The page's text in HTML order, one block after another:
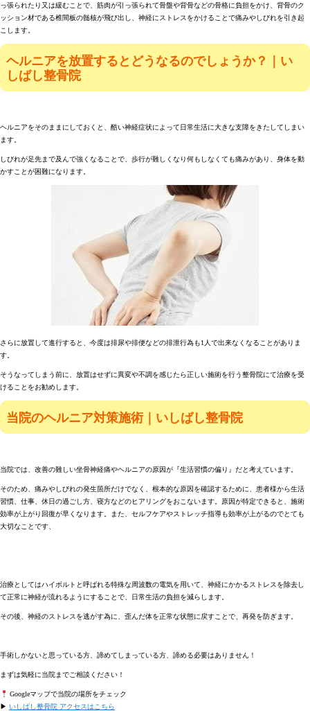
っ張られたり又は緩むことで、筋肉が引っ張られて骨盤や背骨などの骨格に負担をかけ、背骨のク
ッション材である椎間板の髄核が飛び出し、神経にストレスをかけることで痛みやしびれを引き起
こします。
ヘルニアを放置するとどうなるのでしょうか？｜い
しばし整骨院
ヘルニアをそのままにしておくと、酷い神経症状によって日常生活に大きな支障をきたしてしまい
ます。
しびれが足先まで及んで強くなることで、歩行が難しくなり何もしなくても痛みがあり、身体を動
かすことが困難になります。
さらに放置して進行すると、今度は排尿や排便などの排泄行為も1人で出来なくなることがありま
す。
そうなってしまう前に、放置はせずに異変や不調を感じたら正しい施術を行う整骨院にて治療を受
けることをお勧めします。
当院のヘルニア対策施術｜いしばし整骨院
当院では、改善の難しい坐骨神経痛やヘルニアの原因が『生活習慣の偏り』だと考えています。
そのため、痛みやしびれの発生箇所だけでなく、根本的な原因を確認するために、患者様から生活
習慣、仕事、休日の過ごし方、寝方などのヒアリングをおこないます。原因が特定できると、施術
効率が上がり回復が早くなります。また、セルフケアやストレッチ指導も効率が上がるのでとても
大切なことです、
治療としてはハイボルトと呼ばれる特殊な周波数の電気を用いて、神経にかかるストレスを除去し
て正常に神経が流れるようにすることで、日常生活の負担を減らします。
その後、神経のストレスを逃がす為に、歪んだ体を正常な状態に戻すことで、再発を防ぎます。
手術しかないと思っている方、諦めてしまっている方、諦める必要はありません！
まずは気軽に当院までご相談ください！
Googleマップで当院の場所をチェック
▶ いしばし整骨院 アクセスはこちら